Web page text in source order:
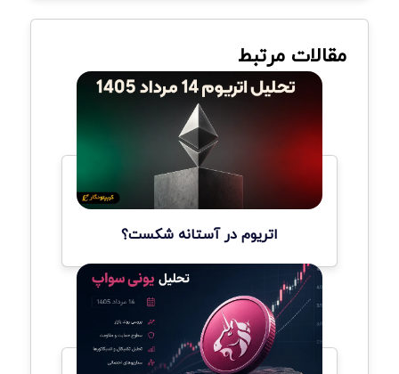
مقالات مرتبط
اتریوم در آستانه شکست؟